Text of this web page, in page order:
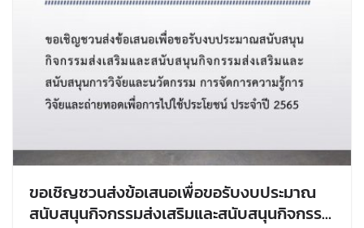
ขอเชิญชวนส่งข้อเสนอเพื่อขอรับงบประมาณ
สนับสนุนกิจกรรมส่งเสริมและสนับสนุนกิจกรรม